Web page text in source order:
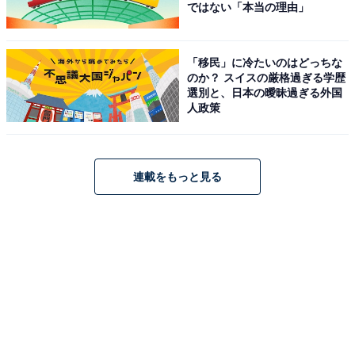
アクセス
所在地：埼玉県和光市広沢1-5-55
アクセス：東武東上線・東京メトロ有楽町線・副都心線
「和光市駅」より徒歩約12分。
※入館料にタオルは含まれません（販売・レンタルあ
ではない「本当の理由」
「移民」に冷たいのはどっちな
のか？ スイスの厳格過ぎる学歴
選別と、日本の曖昧過ぎる外国
人政策
連載をもっと見る